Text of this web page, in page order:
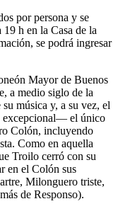
por persona y se
h en la Casa de la
se podrá ingresar
Mayor de Buenos
a medio siglo de la
música y, a su vez, el
excepcional― el único
Colón, incluyendo
Como en aquella
Troilo cerró con su
en el Colón sus
Milonguero triste,
de Responso).